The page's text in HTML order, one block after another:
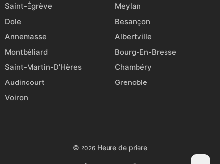
Saint-Égrève
Meylan
Dole
Besançon
Annemasse
Albertville
Montbéliard
Bourg-En-Bresse
Saint-Martin-D’Hères
Chambéry
Audincourt
Grenoble
Voiron
© 2026 Heure de priere